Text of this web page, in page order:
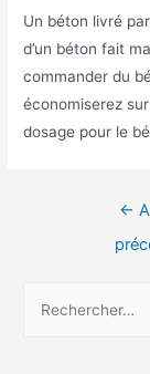
Un béton livré
d’un béton fait
commander du
économiserez
dosage pour le
Navigation←